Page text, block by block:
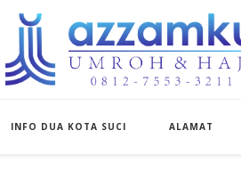
INFO DUA KOTA SUCI ALAMAT